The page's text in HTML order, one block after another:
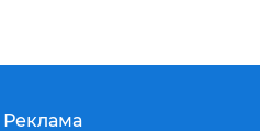
Реклама